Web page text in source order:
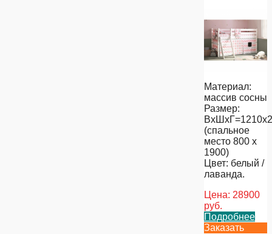
Материал:
массив сосны
Размер:
(спальное
место 800 х
1900)
Цвет: белый /
лаванда.
Цена: 28900
руб.
Подробнее
Заказать